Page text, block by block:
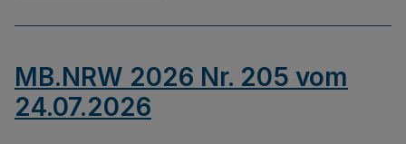
MB.NRW 2026 Nr. 205 vom
24.07.2026